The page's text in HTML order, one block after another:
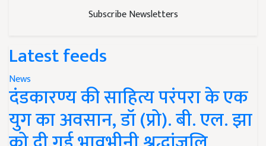
Subscribe Newsletters
Latest feeds
News
दंडकारण्य की साहित्य परंपरा के एक
युग का अवसान, डॉ (प्रो). बी. एल. झा